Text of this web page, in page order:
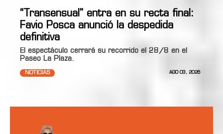
“Transensual” entra en su recta final:
Favio Posca anunció la despedida
definitiva
El espectáculo cerrará su recorrido el 28/8 en el
Paseo La Plaza.
NOTICIAS AGO 03, 2026